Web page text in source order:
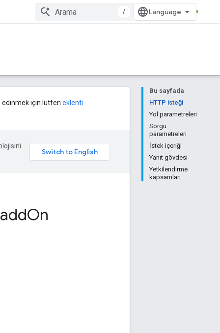
/
Bu sayfada
HTTP isteği
Yol parametreleri
Sorgu
parametreleri
İstek içeriği
Yanıt gövdesi
Yetkilendirme
kapsamları
edinmek için lütfen eklenti
addOn